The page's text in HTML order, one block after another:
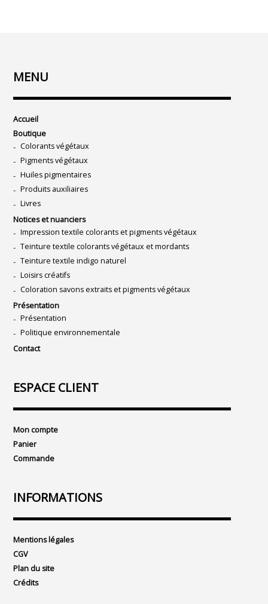
MENU
Accueil
Boutique
Colorants végétaux
Pigments végétaux
Huiles pigmentaires
Produits auxiliaires
Livres
Notices et nuanciers
Impression textile colorants et pigments végétaux
Teinture textile colorants végétaux et mordants
Teinture textile indigo naturel
Loisirs créatifs
Coloration savons extraits et pigments végétaux
Présentation
Présentation
Politique environnementale
Contact
ESPACE CLIENT
Mon compte
Panier
Commande
INFORMATIONS
Mentions légales
CGV
Plan du site
Crédits